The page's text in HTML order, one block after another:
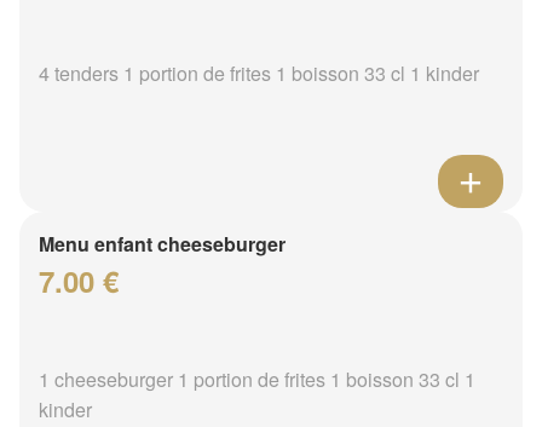
4 tenders 1 portion de frites 1 boisson 33 cl 1 kinder
Menu enfant cheeseburger
7.00 €
1 cheeseburger 1 portion de frites 1 boisson 33 cl 1
kinder